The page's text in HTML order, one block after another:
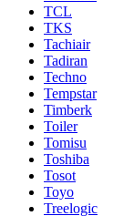
TCL
TKS
Tachiair
Tadiran
Techno
Tempstar
Timberk
Toiler
Tomisu
Toshiba
Tosot
Toyo
Treelogic